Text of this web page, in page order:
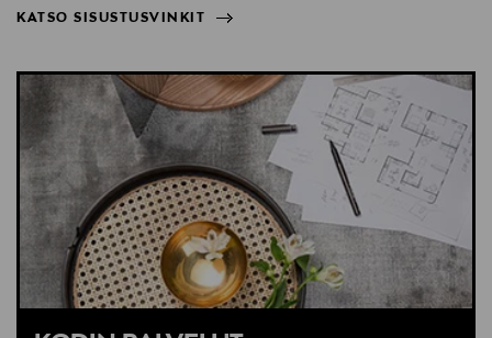
Mastermark Brands Oy
Valmistajan osoite
Vajossuonkatu 16, 20360, Turku, Finland
Digitaalinen osoite
asiakaspalvelu@mastermarkbrands.fi
KATSO SISUSTUSVINKIT
KATSO SISUSTUSVINKIT